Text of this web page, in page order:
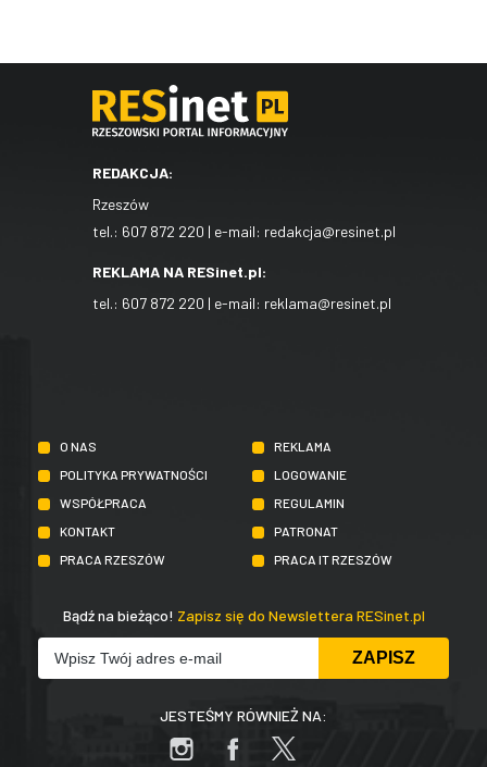
REDAKCJA:
Rzeszów
tel.: 607 872 220 | e-mail: redakcja@resinet.pl
REKLAMA NA RESinet.pl:
tel.: 607 872 220 | e-mail: reklama@resinet.pl
O NAS
REKLAMA
POLITYKA PRYWATNOŚCI
LOGOWANIE
WSPÓŁPRACA
REGULAMIN
KONTAKT
PATRONAT
PRACA RZESZÓW
PRACA IT RZESZÓW
Bądź na bieżąco! Zapisz się do Newslettera RESinet.pl
JESTEŚMY RÓWNIEŻ NA: